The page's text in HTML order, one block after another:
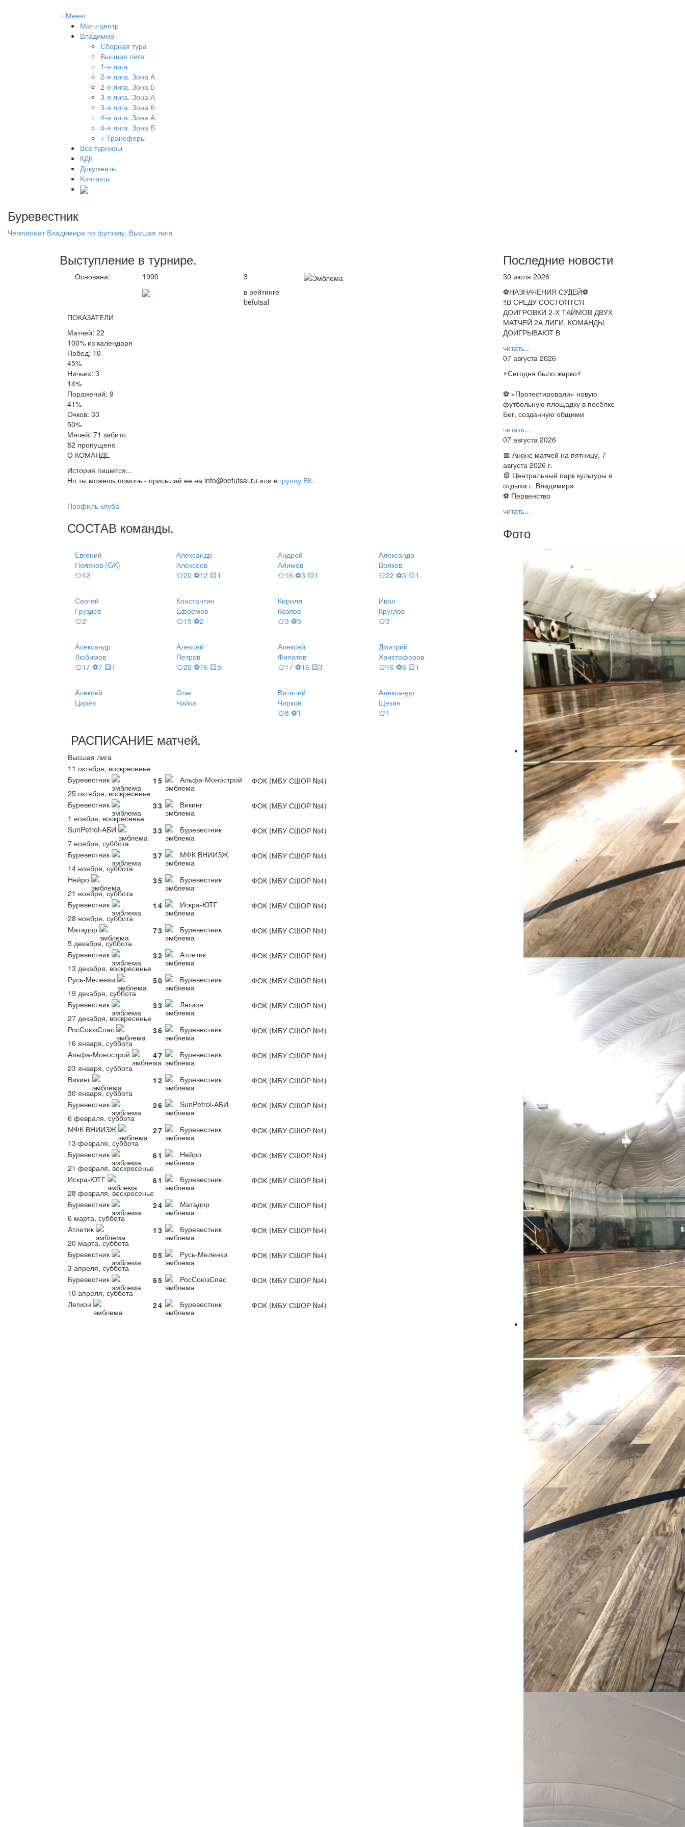
≡ Меню
Матч-центр
Владимир
Сборная тура
Высшая лига
1-я лига
2-я лига. Зона А
2-я лига. Зона Б
3-я лига. Зона А
3-я лига. Зона Б
4-я лига. Зона А
4-я лига. Зона Б
+ Трансферы
Все турниры
КДК
Документы
Контакты
Буревестник
Чемпионат Владимира по футзалу. Высшая лига
Выступление в турнире.
Основана: 1990
3
в рейтинге
befutsal
ПОКАЗАТЕЛИ
Матчей: 22
100% из календаря
Побед: 10
45%
Ничьих: 3
14%
Поражений: 9
41%
Очков: 33
50%
Мячей: 71 забито
82 пропущено
О КОМАНДЕ
История пишется...
Но ты можешь помочь - присылай ее на info@befutsal.ru или в группу ВК.
Профиль клуба
СОСТАВ команды.
Евгений
Поляков (GK)
👕12
Александр
Алексеев
👕20 ⚽12 🟨1
Андрей
Алимов
👕16 ⚽3 🟨1
Александр
Волков
👕22 ⚽3 🟨1
Сергей
Груздев
👕2
Константин
Ефремов
👕15 ⚽2
Кирилл
Козлов
👕3 ⚽5
Иван
Круглов
👕3
Александр
Любимов
👕17 ⚽7 🟨1
Алексей
Петров
👕20 ⚽16 🟨5
Алексей
Филатов
👕17 ⚽16 🟨3
Дмитрий
Христофоров
👕16 ⚽6 🟨1
Алексей
Царёв
Олег
Чайка
Виталий
Чирков
👕8 ⚽1
Александр
Щекин
👕1
РАСПИСАНИЕ матчей.
Высшая лига
11 октября, воскресенье
Буревестник
1 5 Альфа-Монострой
ФОК (МБУ СШОР №4)
25 октября, воскресенье
Буревестник
33 Викинг
ФОК (МБУ СШОР №4)
1 ноября, воскресенье
SunPetrol-АБИ
33 Буревестник
ФОК (МБУ СШОР №4)
7 ноября, суббота
Буревестник
37 МФК ВНИИЗЖ
ФОК (МБУ СШОР №4)
14 ноября, суббота
Нейро
35 Буревестник
ФОК (МБУ СШОР №4)
21 ноября, суббота
Буревестник
1 4 Искра-ЮТГ
ФОК (МБУ СШОР №4)
28 ноября, суббота
Матадор
73 Буревестник
ФОК (МБУ СШОР №4)
5 декабря, суббота
Буревестник
32 Атлетик
ФОК (МБУ СШОР №4)
13 декабря, воскресенье
Русь-Меленки
50 Буревестник
ФОК (МБУ СШОР №4)
19 декабря, суббота
Буревестник
33 Легион
ФОК (МБУ СШОР №4)
27 декабря, воскресенье
РосСоюзСпас
36 Буревестник
ФОК (МБУ СШОР №4)
16 января, суббота
Альфа-Монострой
47 Буревестник
ФОК (МБУ СШОР №4)
23 января, суббота
Викинг
1 2 Буревестник
ФОК (МБУ СШОР №4)
30 января, суббота
Буревестник
26 SunPetrol-АБИ
ФОК (МБУ СШОР №4)
6 февраля, суббота
МФК ВНИИЗЖ
27 Буревестник
ФОК (МБУ СШОР №4)
13 февраля, суббота
Буревестник
61 Нейро
ФОК (МБУ СШОР №4)
21 февраля, воскресенье
Искра-ЮТГ
61 Буревестник
ФОК (МБУ СШОР №4)
28 февраля, воскресенье
Буревестник
24 Матадор
ФОК (МБУ СШОР №4)
6 марта, суббота
Атлетик
1 3 Буревестник
ФОК (МБУ СШОР №4)
20 марта, суббота
Буревестник
05 Русь-Меленки
ФОК (МБУ СШОР №4)
3 апреля, суббота
Буревестник
65 РосСоюзСпас
ФОК (МБУ СШОР №4)
10 апреля, суббота
Легион
24 Буревестник ФОК (МБУ СШОР №4)
Последние новости
30 июля 2026
⚽НАЗНАЧЕНИЯ СУДЕЙ⚽
‼В СРЕДУ СОСТОЯТСЯ
ДОИГРОВКИ 2-Х ТАЙМОВ ДВУХ
МАТЧЕЙ 2А ЛИГИ. КОМАНДЫ
ДОИГРЫВАЮТ В
читать...
07 августа 2026
⚡️Сегодня было жарко⚡️
⚽ ️«Протестировали» новую
футбольную площадку в посёлке
Бег, созданную общими
читать...
07 августа 2026
📅 Анонс матчей на пятницу, 7
августа 2026 г.
🎡 Центральный парк культуры и
отдыха г. Владимира
⚽ Первенство
читать...
Фото